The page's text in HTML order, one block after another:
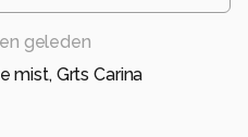
geleden
mist, Grts Carina